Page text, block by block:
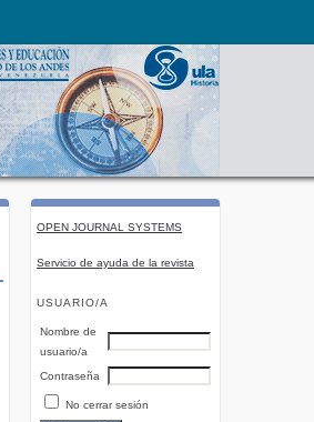
OPEN JOURNAL SYSTEMS
Servicio de ayuda de la revista
USUARIO/A
Nombre de
usuario/a
Contraseña
No cerrar sesión